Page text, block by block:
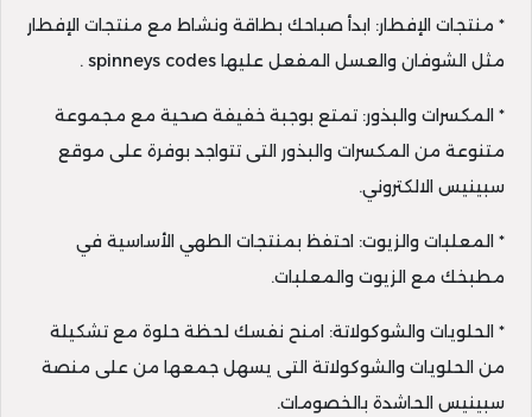
* منتجات الإفطار: ابدأ صباحك بطاقة ونشاط مع منتجات الإفطار
مثل الشوفان والعسل المفعل عليها spinneys codes .
* المكسرات والبذور: تمتع بوجبة خفيفة صحية مع مجموعة
متنوعة من المكسرات والبذور التى تتواجد بوفرة على موقع
سبينيس الالكتروني.
* المعلبات والزيوت: احتفظ بمنتجات الطهي الأساسية في
مطبخك مع الزيوت والمعلبات.
* الحلويات والشوكولاتة: امنح نفسك لحظة حلوة مع تشكيلة
من الحلويات والشوكولاتة التى يسهل جمعها من على منصة
سبينيس الحاشدة بالخصومات.